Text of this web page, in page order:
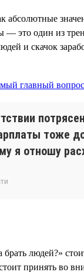
это один из
и скачок
тоже
я отношу
людей?»
принять во